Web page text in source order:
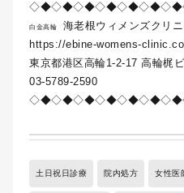
白金高輪
海老根ウィメンズクリニ
https://ebine-womens-
東京都港区高輪1-2-17 高輪梶
03-5789-2590
土日祝日診療 院内処方 女性医